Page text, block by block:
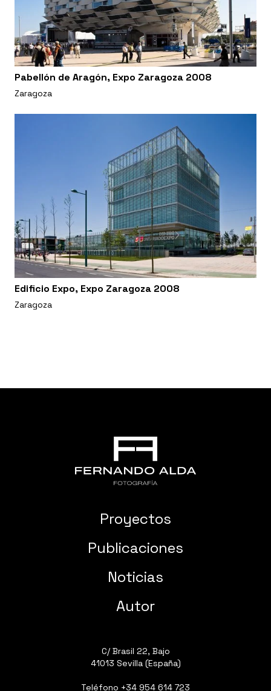
Pabellón de Aragón, Expo Zaragoza 2008
Zaragoza
Edificio Expo, Expo Zaragoza 2008
Zaragoza
Proyectos
Publicaciones
Noticias
Autor
C/ Brasil 22, Bajo
41013 Sevilla (España)
Teléfono +34 954 614 723